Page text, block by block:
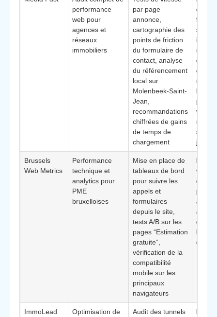
performance
web pour
agences et
réseaux
immobiliers
par page
annonce,
cartographie des
points de friction
du formulaire de
contact, analyse
du référencement
local sur
Molenbeek-Saint-
Jean,
recommandations
chiffrées de gains
de temps de
chargement
forte
leads,
prise
vous),
route
sur
jours
Brussels
Web Metrics
Performance
technique et
analytics pour
PME
bruxelloises
Mise en place de
tableaux de bord
pour suivre les
appels et
formulaires
depuis le site,
tests A/B sur les
pages “Estimation
gratuite”,
vérification de la
compatibilité
mobile sur les
principaux
navigateurs
vision
coût
par
à la
des
les
ImmoLead
Optimisation de
Audit des tunnels